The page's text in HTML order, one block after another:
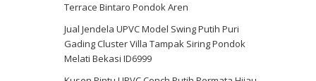
Terrace Bintaro Pondok Aren
Jual Jendela UPVC Model Swing Putih Puri
Gading Cluster Villa Tampak Siring Pondok
Melati Bekasi ID6999